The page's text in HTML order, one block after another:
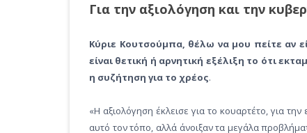
Για την αξιολόγηση και την
Κύριε Κουτσούμπα, θέλω να μου πείτε αν
είναι θετική ή αρνητική εξέλιξη το ότι
η συζήτηση για το χρέος.
«Η αξιολόγηση έκλεισε για το κουαρτέτο, για
αυτό τον τόπο, αλλά άνοιξαν τα μεγάλα